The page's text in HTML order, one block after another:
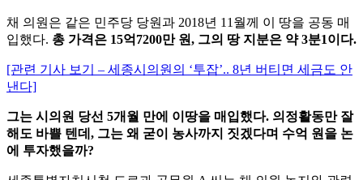
채 의원은 같은 민주당 당원과 2018년 11월께 이 땅을 공동 매
입했다. 총 가격은 15억7200만 원, 그의 땅 지분은 약 3분1이다.
[관련 기사 보기 – 세종시의원의 ‘투잡’.. 8년 버티면 세금도 안
낸다]
그는 시의원 당선 5개월 만에 이땅을 매입했다. 의정활동만 잘
해도 바쁠 텐데, 그는 왜 굳이 농사까지 짓겠다며 수억 원을 논
에 투자했을까?